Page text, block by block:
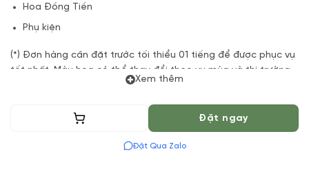
Hoa Đồng Tiền
Phụ kiện
(*) Đơn hàng cần đặt trước tối thiểu 01 tiếng để được phục vụ
tốt nhất. Màu hoa có thể thay đổi theo vụ mùa và thị trường.
Các thông tin thay đổi sẽ được cập nhật trước và xác nhận từ
Xem thêm
Thêm vào giỏ Đặt ngay
Đặt Qua Zalo